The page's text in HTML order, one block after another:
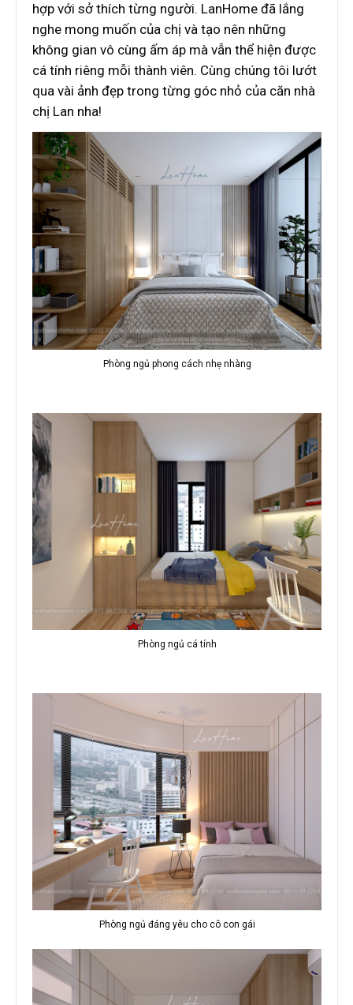
hợp với sở thích từng người. LanHome đã lắng
nghe mong muốn của chị và tạo nên những
không gian vô cùng ấm áp mà vẫn thể hiện được
cá tính riêng mỗi thành viên. Cùng chúng tôi lướt
qua vài ảnh đẹp trong từng góc nhỏ của căn nhà
chị Lan nha!
Phòng ngủ phong cách nhẹ nhàng
Phòng ngủ cá tính
Phòng ngủ đáng yêu cho cô con gái